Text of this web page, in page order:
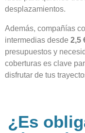
desplazamientos.
Además, compañías
intermedias desde 2,5
presupuestos y
coberturas es clave
disfrutar de tus
¿Es